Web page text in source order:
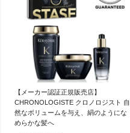
【メーカー認証正規販売店】
CHRONOLOGISTE クロノロジスト 自
然なボリュームを与え、絹のようにな
めらかな髪へ